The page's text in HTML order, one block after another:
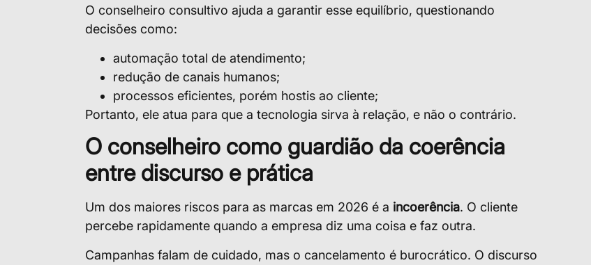
O conselheiro consultivo ajuda a garantir esse equilíbrio, questionando
decisões como:
automação total de atendimento;
redução de canais humanos;
processos eficientes, porém hostis ao cliente;
Portanto, ele atua para que a tecnologia sirva à relação, e não o contrário.
O conselheiro como guardião da coerência
entre discurso e prática
Um dos maiores riscos para as marcas em 2026 é a incoerência. O cliente
percebe rapidamente quando a empresa diz uma coisa e faz outra.
Campanhas falam de cuidado, mas o cancelamento é burocrático. O discurso